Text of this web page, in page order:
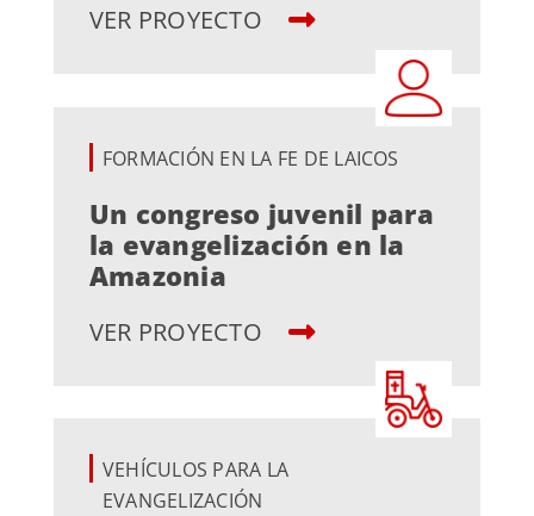
VER PROYECTO
FORMACIÓN EN LA FE DE LAICOS
Un congreso juvenil para
la evangelización en la
Amazonia
VER PROYECTO
VEHÍCULOS PARA LA
EVANGELIZACIÓN